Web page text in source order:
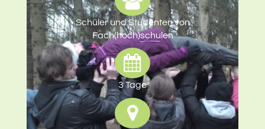
Schüler und Studenten von
Fach(hoch)schulen
3 Tage